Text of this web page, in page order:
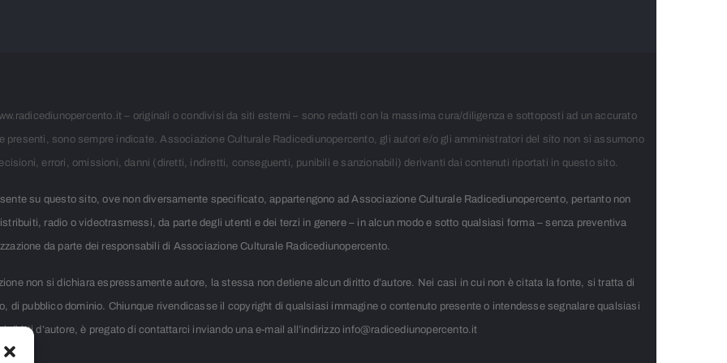
– originali o condivisi da siti esterni – sono redatti con la massima cura/diligenza e sottoposti ad un accurato
sono sempre indicate. Associazione Culturale Radicediunopercento, gli autori e/o gli amministratori del sito non si assumono
errori, omissioni, danni (diretti, indiretti, conseguenti, punibili e sanzionabili) derivanti dai contenuti riportati in questo sito.
su questo sito, ove non diversamente specificato, appartengono ad Associazione Culturale Radicediunopercento, pertanto non
radio o videotrasmessi, da parte degli utenti e dei terzi in genere – in alcun modo e sotto qualsiasi forma – senza preventiva
da parte dei responsabili di Associazione Culturale Radicediunopercento.
non si dichiara espressamente autore, la stessa non detiene alcun diritto d’autore. Nei casi in cui non è citata la fonte, si tratta di
di pubblico dominio. Chiunque rivendicasse il copyright di qualsiasi immagine o contenuto presente o intendesse segnalare qualsiasi
diritti d’autore, è pregato di contattarci inviando una e-mail all’indirizzo info@radicediunopercento.it